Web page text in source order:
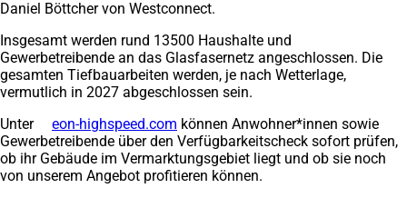
Daniel Böttcher von Westconnect.
Insgesamt werden rund 13500 Haushalte und
Gewerbetreibende an das Glasfasernetz angeschlossen. Die
gesamten Tiefbauarbeiten werden, je nach Wetterlage,
vermutlich in 2027 abgeschlossen sein.
Unter
eon-highspeed.com (Öffnet
in
einem
neuen
können Anwohner*innen sowie
Gewerbetreibende über den Verfügbarkeitscheck sofort prüfen,
ob ihr Gebäude im Vermarktungsgebiet liegt und ob sie noch
von unserem Angebot profitieren können.